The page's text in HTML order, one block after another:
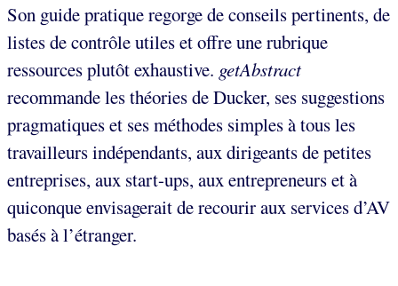
Son guide pratique regorge de conseils pertinents, de
listes de contrôle utiles et offre une rubrique
ressources plutôt exhaustive. getAbstract
recommande les théories de Ducker, ses suggestions
pragmatiques et ses méthodes simples à tous les
travailleurs indépendants, aux dirigeants de petites
entreprises, aux start-ups, aux entrepreneurs et à
quiconque envisagerait de recourir aux services d’AV
basés à l’étranger.